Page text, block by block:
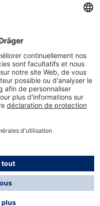
ne sont pas inclus
contraire. Des frais